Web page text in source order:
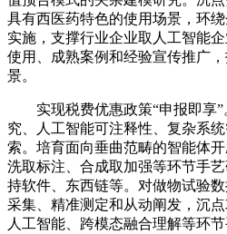
具有西医药特色的使用场景，环
实施，支撑行业企业取人工智能
使用、成熟案例和经验宣传推广
景。
实现税费优惠政策“申报即享”
究、人工智能可注释性、复杂系
索。培育面向垂曲范畴的智能体
洗取标注、合成取加强等环节手
持软件、东西链等。对做物试验
采集、精准测定和从动阐发，沉
人工智能、跨模态融合理解等环